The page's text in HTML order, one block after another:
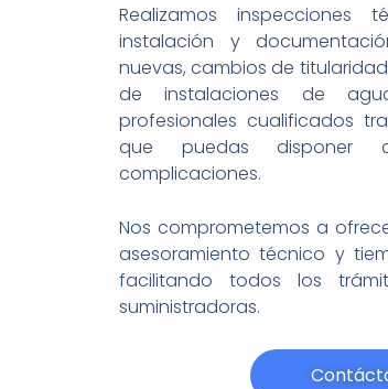
Realizamos inspecciones
instalación y
nuevas, cambios de
de instalaciones de
profesionales cualificados
que puedas disponer
complicaciones.
Nos comprometemos a
asesoramiento técnico y
facilitando todos los
suministradoras.